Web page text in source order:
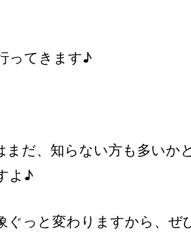
ってきます♪
だ、知らない方も多いか
よ♪
ぐっと変わりますから、ぜ